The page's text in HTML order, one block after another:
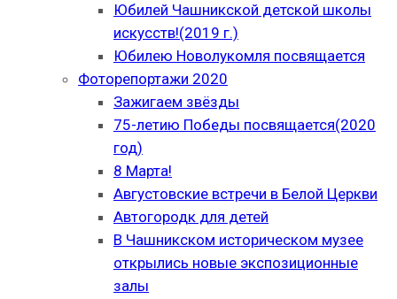
Юбилей Чашникской детской школы
искусств!(2019 г.)
Юбилею Новолукомля посвящается
Фоторепортажи 2020
Зажигаем звёзды
75-летию Победы посвящается(2020
год)
8 Марта!
Августовские встречи в Белой Церкви
Автогородк для детей
В Чашникском историческом музее
открылись новые экспозиционные
залы